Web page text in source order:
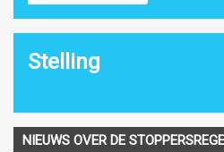
Stelling
NIEUWS OVER DE